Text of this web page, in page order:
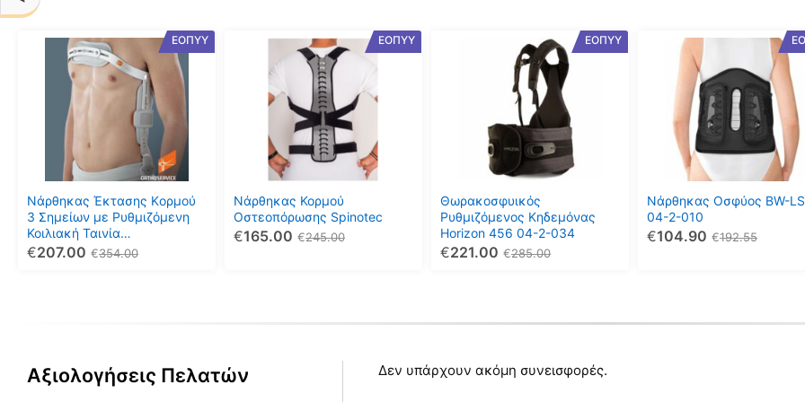
ΕΟΠΥΥ
Νάρθηκας Έκτασης Kορμού
3 Σημείων με Ρυθμιζόμενη
Κοιλιακή Ταινία
HYPERMODULAR Ρ/45
354.00
€
207.00
€
Αυτό
προϊόν
πολλαπλές
παραλλαγές.
επιλογές
μπορούν
να
επιλεγούν
στη
ΕΟΠΥΥ
Νάρθηκας Κορμού
Οστεοπόρωσης Spinotec
245.00
€
165.00
€
προϊόν
πολλαπλές
παραλλαγές.
επιλογές
μπορούν
να
επιλεγούν
ΕΟΠΥΥ
Θωρακοσφυικός
Ρυθμιζόμενος Κηδεμόνας
Horizon 456 04-2-034
285.00
€
221.00
€
παραλλαγές.
επιλογές
μπορούν
να
επιλεγούν
στη
Νάρθηκας Οσφύος BW-
04-2-010
192.55
€
104.90
€
προϊόν
πολλαπλές
παραλλαγές.
επιλογές
μπορούν
να
επιλεγούν
Αξιολογήσεις Πελατών Δεν υπάρχουν ακόμη συνεισφορές.